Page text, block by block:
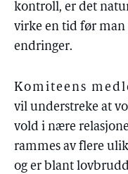
kontroll, er det
virke en tid før
endringer.
Komiteens
vil understreke at
vold i nære
rammes av flere
og er blant